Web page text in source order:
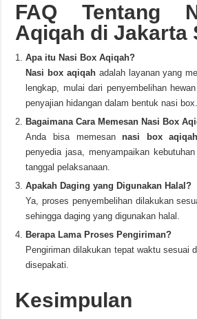
FAQ Tentang
Aqiqah di Jakarta
Apa itu Nasi Box Aqiqah?
Nasi box aqiqahadalah layanan yang
lengkap, mulai dari penyembelihan
penyajian hidangan dalam bentuk nasi box.
Bagaimana Cara Memesan Nasi Box
Anda bisa memesannasi box aqiqah
penyedia jasa, menyampaikan
tanggal pelaksanaan.
Apakah Daging yang Digunakan Halal?
Ya, proses penyembelihan dilakukan
sehingga daging yang digunakan halal.
Berapa Lama Proses Pengiriman?
Pengiriman dilakukan tepat waktu sesuai
disepakati.
Kesimpulan